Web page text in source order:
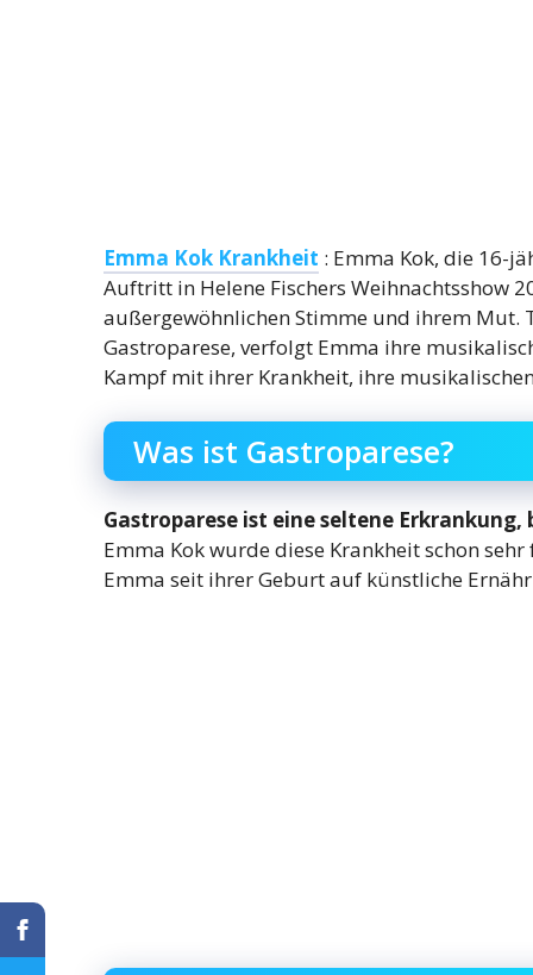
Emma Kok Krankheit : Emma Kok, die 16-
Auftritt in Helene Fischers Weihnachtsshow
außergewöhnlichen Stimme und ihrem Mut.
Gastroparese, verfolgt Emma ihre
Kampf mit ihrer Krankheit, ihre
Was ist Gastroparese?
Gastroparese ist eine seltene
Emma Kok wurde diese Krankheit schon
Emma seit ihrer Geburt auf künstliche